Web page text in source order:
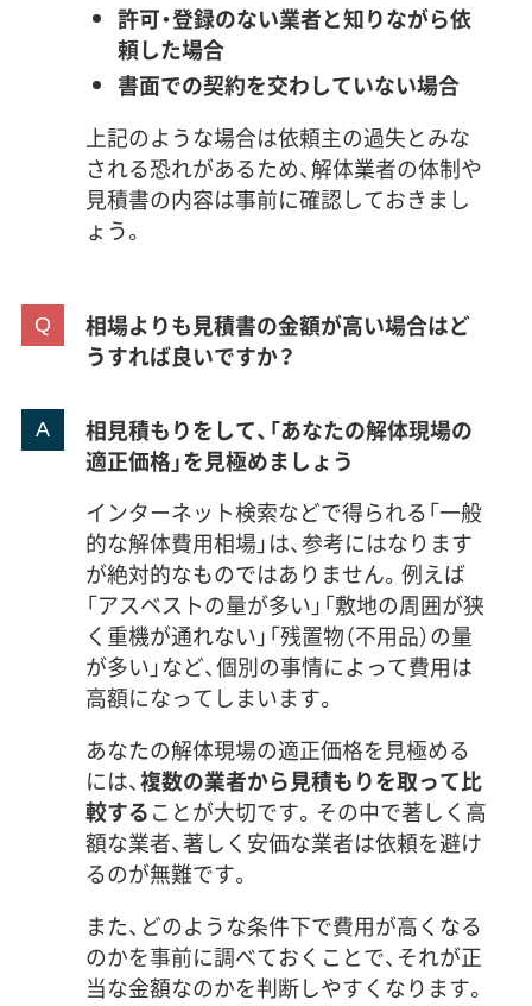
許可・登録のない業者と知りながら依
頼した場合
書面での契約を交わしていない場合
上記のような場合は依頼主の過失とみな
される恐れがあるため、解体業者の体制や
見積書の内容は事前に確認しておきまし
ょう。
相場よりも見積書の金額が高い場合はど
うすれば良いですか？
相見積もりをして、「あなたの解体現場の
適正価格」を見極めましょう
インターネット検索などで得られる「一般
的な解体費用相場」は、参考にはなります
が絶対的なものではありません。例えば
「アスベストの量が多い」「敷地の周囲が狭
く重機が通れない」「残置物（不用品）の量
が多い」など、個別の事情によって費用は
高額になってしまいます。
あなたの解体現場の適正価格を見極める
には、複数の業者から見積もりを取って比
較することが大切です。その中で著しく高
額な業者、著しく安価な業者は依頼を避け
るのが無難です。
また、どのような条件下で費用が高くなる
のかを事前に調べておくことで、それが正
当な金額なのかを判断しやすくなります。